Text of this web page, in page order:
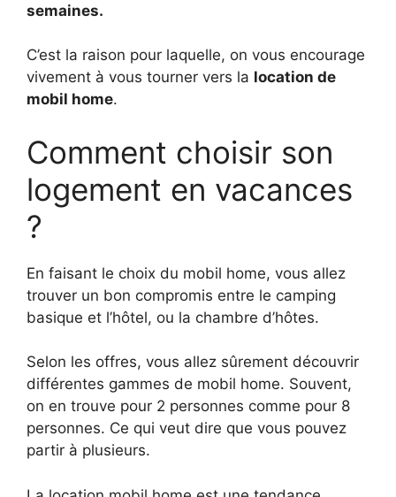
semaines.
C’est la raison pour laquelle, on vous encourage
vivement à vous tourner vers la location de
mobil home.
Comment choisir son
logement en vacances
?
En faisant le choix du mobil home, vous allez
trouver un bon compromis entre le camping
basique et l’hôtel, ou la chambre d’hôtes.
Selon les offres, vous allez sûrement découvrir
différentes gammes de mobil home. Souvent,
on en trouve pour 2 personnes comme pour 8
personnes. Ce qui veut dire que vous pouvez
partir à plusieurs.